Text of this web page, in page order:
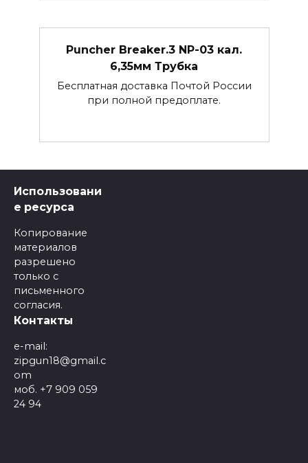
Puncher Breaker.3 NP-03 кал.
6,35мм Трубка
Бесплатная доставка Почтой России
при полной предоплате.
Использовани
е ресурса
Копирование
материалов
разрешено
только с
письменного
согласия.
Контакты
e-mail:
zipgun18@gmail.c
om
моб. +7 909 059
24 94